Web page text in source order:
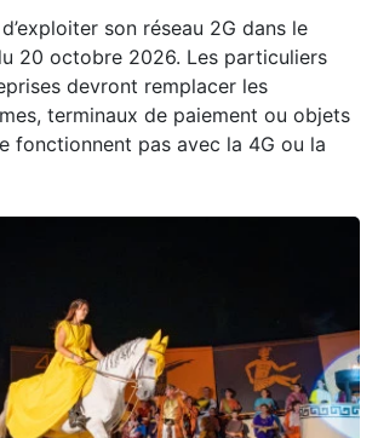
son réseau 2G dans le
20 octobre 2026. Les particuliers
devront remplacer les
terminaux de paiement ou objets
fonctionnent pas avec la 4G ou la